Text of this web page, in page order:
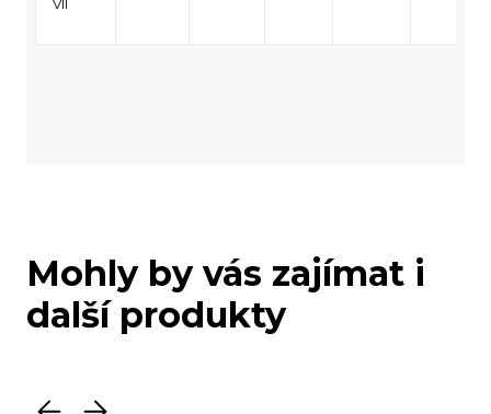
VII
Mohly by vás zajímat i
další produkty